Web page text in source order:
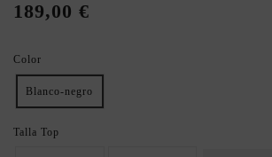
189,00 €
Color
Blanco-negro
Talla Top